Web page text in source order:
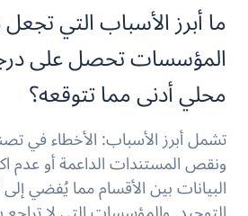
ما أبرز الأسباب التي
المؤسسات تحصل على
محلي أدنى مما تتوقعه؟
تشمل أبرز الأسباب: الأخطاء في
ونقص المستندات الداعمة أو عدم
البيانات بين الأقسام مما يُفضي